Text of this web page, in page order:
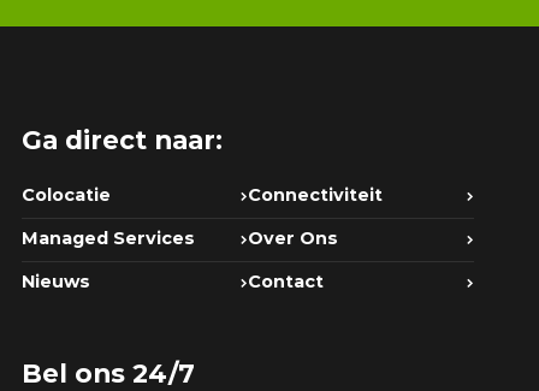
Ga direct naar:
Colocatie
Connectiviteit
Managed Services
Over Ons
Nieuws
Contact
Bel ons 24/7